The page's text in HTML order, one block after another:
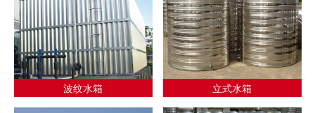
波纹水箱 立式水箱